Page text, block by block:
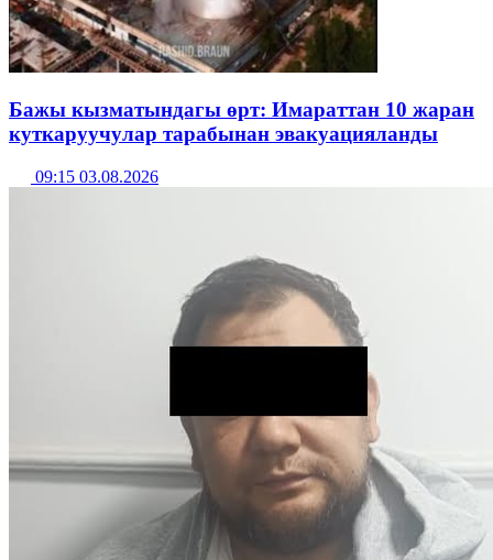
Бажы кызматындагы өрт: Имараттан 10 жаран
куткаруучулар тарабынан эвакуацияланды
09:15 03.08.2026